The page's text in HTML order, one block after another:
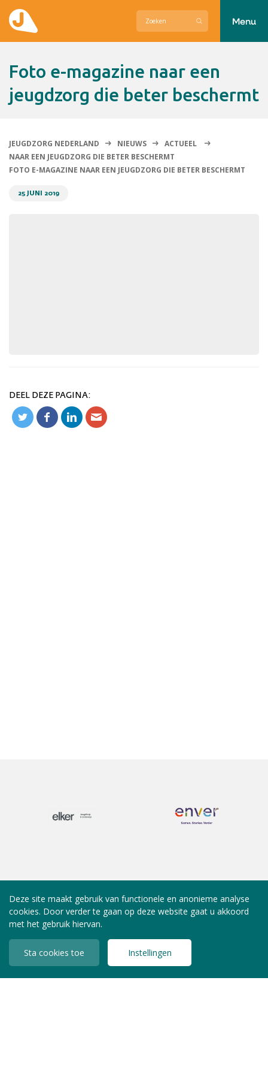
Hier zetten wij ons voor in
Contact
Menu
Foto e-magazine naar een
jeugdzorg die beter beschermt
JEUGDZORG NEDERLAND NIEUWS
ACTUEEL
NAAR EEN JEUGDZORG DIE BETER BESCHERMT
FOTO E-MAGAZINE NAAR EEN JEUGDZORG DIE BETER BESCHERMT
25 JUNI 2019
DEEL DEZE PAGINA:
Deze site maakt gebruik van functionele en anonieme analyse
cookies. Door verder te gaan op deze website gaat u akkoord
met het gebruik hiervan.
Sta cookies toe Instellingen